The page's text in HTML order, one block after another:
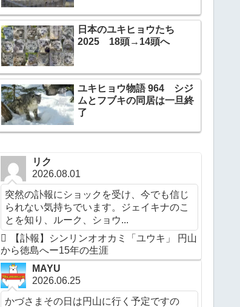
日本のユキヒョウたち
2025 18頭→14頭へ
ユキヒョウ物語 964 シジ
ムとフブキの同居は一旦終
了
リク
2026.08.01
突然の訃報にショックを受け、今でも信じ
られない気持ちでいます。ジェイキナのこ
とを知り、ルーク、ショウ...
【訃報】シンリンオオカミ「ユウキ」 円山
から徳島へー15年の生涯
MAYU
2026.06.25
かづさまその日は円山に行く予定ですの